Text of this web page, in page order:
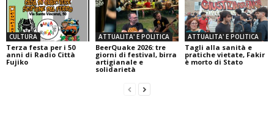
CULTURA
Terza festa per i 50
anni di Radio Città
Fujiko
ATTUALITA' E POLITICA
BeerQuake 2026: tre
giorni di festival, birra
artigianale e
solidarietà
ATTUALITA' E POLITICA
Tagli alla sanità e
pratiche vietate, Fakir
è morto di Stato